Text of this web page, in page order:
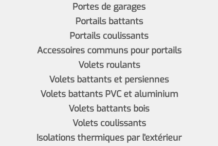
Portes de garages
Portails battants
Portails coulissants
Accessoires communs pour portails
Volets roulants
Volets battants et persiennes
Volets battants PVC et aluminium
Volets battants bois
Volets coulissants
Isolations thermiques par l'extérieur